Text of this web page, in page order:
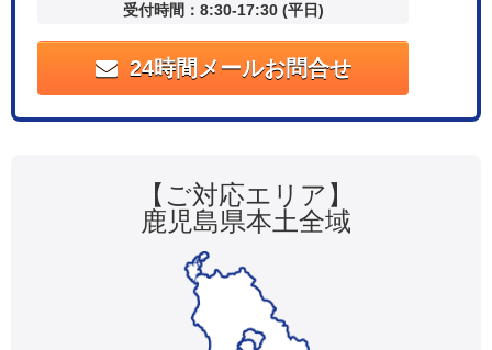
受付時間：8:30-17:30 (平日)
24時間メールお問合せ
【ご対応エリア】
鹿児島県本土全域